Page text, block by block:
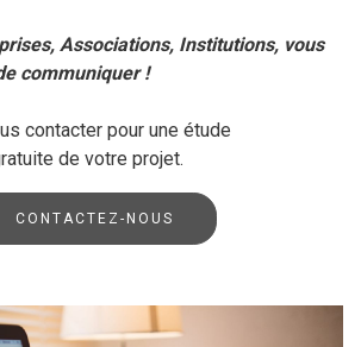
Associations, Institutions, vous
communiquer !
contacter pour une étude
de votre projet.
CONTACTEZ-NOUS